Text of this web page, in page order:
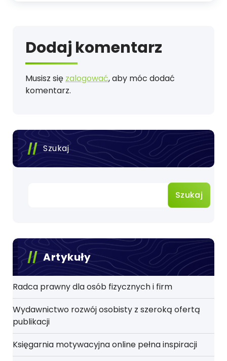
Dodaj komentarz
Musisz się zalogować, aby móc dodać
komentarz.
Szukaj
Szukaj
Artykuły
Radca prawny dla osób fizycznych i firm
Wydawnictwo rozwój osobisty z szeroką ofertą
publikacji
Księgarnia motywacyjna online pełna inspiracji